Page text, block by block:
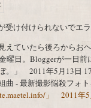
受け付けられないでエ
えていたら後ろから
金曜日。Bloggerが一日
。」 2011年5月13日
曲 - 最新撮影悩殺フォ
」 2011年5